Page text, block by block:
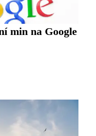
min na Google